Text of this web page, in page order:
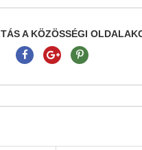
A KÖZÖSSÉGI